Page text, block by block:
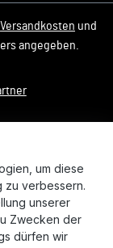
Versandkosten und
angegeben.
um diese
zu verbessern.
unserer
Zwecken der
dürfen wir